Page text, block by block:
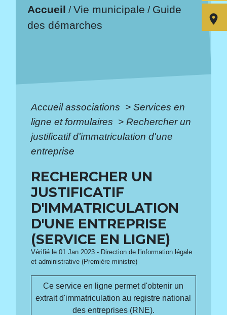
Accueil /Vie municipale / Guide
des démarches
Accueil associations > Services en
ligne et formulaires > Rechercher un
justificatif d'immatriculation d'une
entreprise
RECHERCHER UN
JUSTIFICATIF
D'IMMATRICULATION
D'UNE ENTREPRISE
(SERVICE EN LIGNE)
Vérifié le 01 Jan 2023 - Direction de l'information légale
et administrative (Première ministre)
Ce service en ligne permet d'obtenir un
extrait d'immatriculation au registre national
des entreprises (RNE).
room